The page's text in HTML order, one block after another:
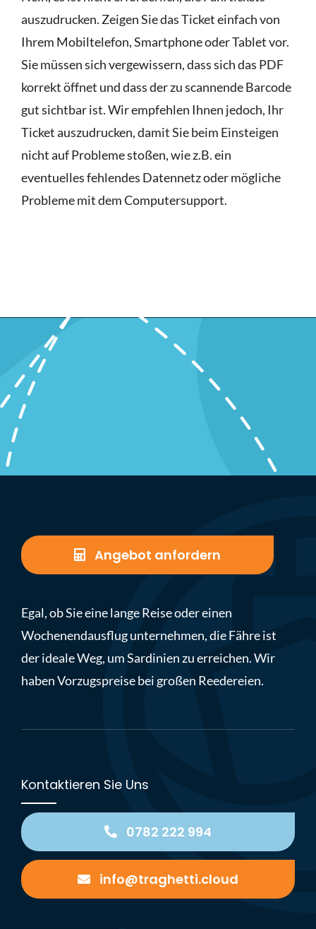
auszudrucken. Zeigen Sie das Ticket einfach von
Ihrem Mobiltelefon, Smartphone oder Tablet vor.
Sie müssen sich vergewissern, dass sich das PDF
korrekt öffnet und dass der zu scannende Barcode
gut sichtbar ist. Wir empfehlen Ihnen jedoch, Ihr
Ticket auszudrucken, damit Sie beim Einsteigen
nicht auf Probleme stoßen, wie z.B. ein
eventuelles fehlendes Datennetz oder mögliche
Probleme mit dem Computersupport.
Angebot anfordern
Egal, ob Sie eine lange Reise oder einen
Wochenendausflug unternehmen, die Fähre ist
der ideale Weg, um Sardinien zu erreichen. Wir
haben Vorzugspreise bei großen Reedereien.
Kontaktieren Sie Uns
0782 222 994
info@traghetti.cloud